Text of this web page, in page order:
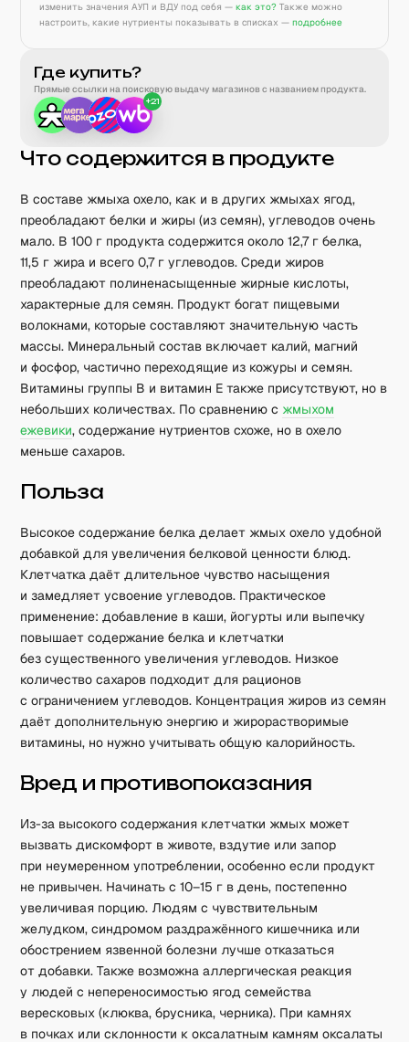
изменить значения АУП и ВДУ под себя — как это? Также можно
настроить, какие нутриенты показывать в списках — подробнее
Где купить?
Прямые ссылки на поисковую выдачу магазинов с названием продукта.
+21
Что содержится в продукте
В составе жмыха охело, как и в других жмыхах ягод,
преобладают белки и жиры (из семян), углеводов очень
мало. В 100 г продукта содержится около 12,7 г белка,
11,5 г жира и всего 0,7 г углеводов. Среди жиров
преобладают полиненасыщенные жирные кислоты,
характерные для семян. Продукт богат пищевыми
волокнами, которые составляют значительную часть
массы. Минеральный состав включает калий, магний
и фосфор, частично переходящие из кожуры и семян.
Витамины группы B и витамин E также присутствуют, но в
небольших количествах. По сравнению с жмыхом
ежевики, содержание нутриентов схоже, но в охело
меньше сахаров.
Польза
Высокое содержание белка делает жмых охело удобной
добавкой для увеличения белковой ценности блюд.
Клетчатка даёт длительное чувство насыщения
и замедляет усвоение углеводов. Практическое
применение: добавление в каши, йогурты или выпечку
повышает содержание белка и клетчатки
без существенного увеличения углеводов. Низкое
количество сахаров подходит для рационов
с ограничением углеводов. Концентрация жиров из семян
даёт дополнительную энергию и жирорастворимые
витамины, но нужно учитывать общую калорийность.
Вред и противопоказания
Из-за высокого содержания клетчатки жмых может
вызвать дискомфорт в животе, вздутие или запор
при неумеренном употреблении, особенно если продукт
не привычен. Начинать с 10–15 г в день, постепенно
увеличивая порцию. Людям с чувствительным
желудком, синдромом раздражённого кишечника или
обострением язвенной болезни лучше отказаться
от добавки. Также возможна аллергическая реакция
у людей с непереносимостью ягод семейства
вересковых (клюква, брусника, черника). При камнях
в почках или склонности к оксалатным камням оксалаты